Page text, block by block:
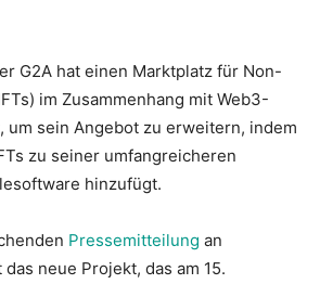
G2A hat einen Marktplatz für Non-
im Zusammenhang mit Web3-
um sein Angebot zu erweitern, indem
zu seiner umfangreicheren
hinzufügt.
Pressemitteilung an
neue Projekt, das am 15.